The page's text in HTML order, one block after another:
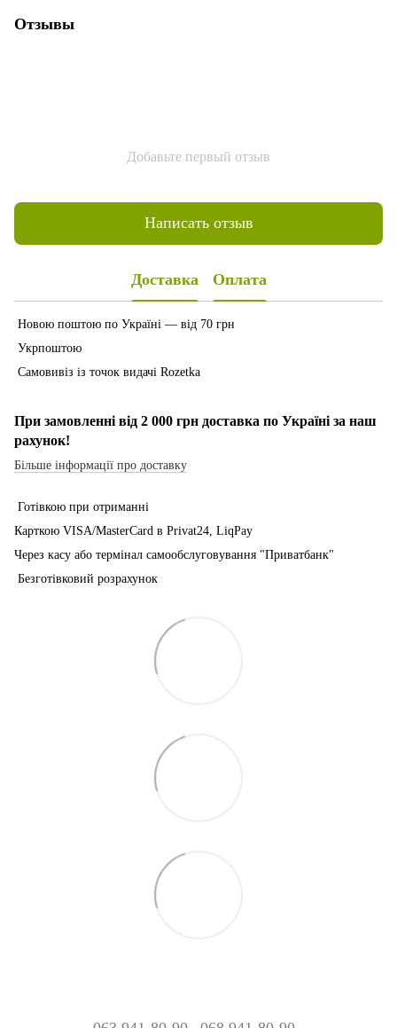
Отзывы
Добавьте первый отзыв
Написать отзыв
Доставка Оплата
Новою поштою по Україні — від 70 грн
Укрпоштою
Самовивіз із точок видачі Rozetka
При замовленні від 2 000 грн доставка по Україні за наш
рахунок!
Більше інформації про доставку
Готівкою при отриманні
Карткою VISA/MasterCard в Рrivat24, LiqPay
Через касу або термінал самообслуговування "Приватбанк"
Безготівковий розрахунок